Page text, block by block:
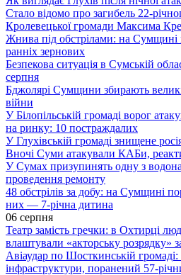
Стало відомо про загибель 22-
Кролевецької громади Максима
Жнива під обстрілами: на Сумщині
ранніх зернових
Безпекова ситуація в Сумській
серпня
Бджолярі Сумщини збирають
війни
У Білопільській громаді ворог
на ринку: 10 постраждалих
У Глухівській громаді знищене
Вночі Суми атакували КАБи,
У Сумах призупинять одну з
проведення ремонту
48 обстрілів за добу: на Сумщині
них — 7-річна дитина
06 серпня
Театр замість гречки: в Охтирці
влаштували «акторську розрядку»
Авіаудар по Шосткинській
інфраструктури, поранений 57-